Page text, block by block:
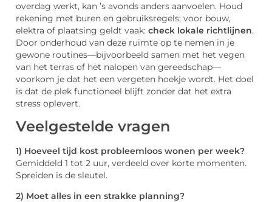
overdag werkt, kan ’s avonds anders aanvoelen. Houd
rekening met buren en gebruiksregels; voor bouw,
elektra of plaatsing geldt vaak: check lokale richtlijnen.
Door onderhoud van deze ruimte op te nemen in je
gewone routines—bijvoorbeeld samen met het vegen
van het terras of het nalopen van gereedschap—
voorkom je dat het een vergeten hoekje wordt. Het doel
is dat de plek functioneel blijft zonder dat het extra
stress oplevert.
Veelgestelde vragen
1) Hoeveel tijd kost probleemloos wonen per week?
Gemiddeld 1 tot 2 uur, verdeeld over korte momenten.
Spreiden is de sleutel.
2) Moet alles in een strakke planning?